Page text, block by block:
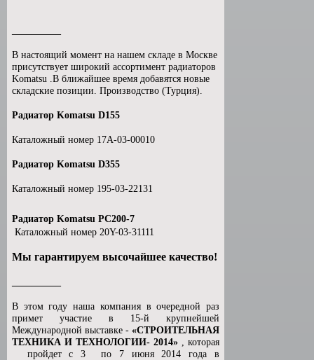
В настоящий момент на нашем складе в Москве
присутствует широкий ассортимент радиаторов
Komatsu .В ближайшее время добавятся новые
складские позиции. Производство (Турция).
Радиатор Komatsu D155
Каталожный номер 17A-03-00010
Радиатор Komatsu D355
Каталожный номер 195-03-22131
Радиатор Komatsu РС200-7
Каталожный номер 20Y-03-31111
Мы гарантируем высочайшее качество!
В этом году наша компания в очередной раз
примет участие в 15-й крупнейшей
Международной выставке - «СТРОИТЕЛЬНАЯ
ТЕХНИКА И ТЕХНОЛОГИИ- 2014» , которая
пройдет с 3 по 7 июня 2014 года в